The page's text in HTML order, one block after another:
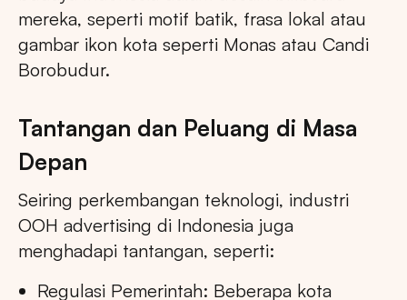
mereka, seperti motif batik, frasa lokal atau
gambar ikon kota seperti Monas atau Candi
Borobudur.
Tantangan dan Peluang di Masa
Depan
Seiring perkembangan teknologi, industri
OOH advertising di Indonesia juga
menghadapi tantangan, seperti:
Regulasi Pemerintah: Beberapa kota